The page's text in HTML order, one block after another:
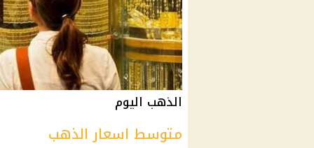
الذهب اليوم
متوسط اسعار الذهب